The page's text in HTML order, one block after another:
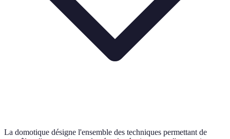
La domotique désigne l'ensemble des techniques permettant de